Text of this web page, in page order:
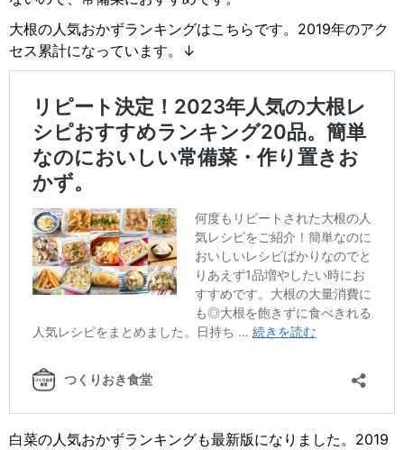
大根の人気おかずランキングはこちらです。2019年のアク
セス累計になっています。↓
白菜の人気おかずランキングも最新版になりました。2019